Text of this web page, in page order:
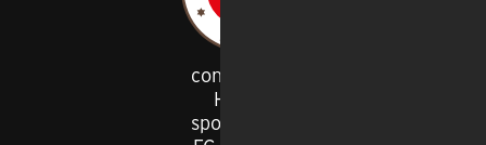
congstar ist
Haupt
sponsor des